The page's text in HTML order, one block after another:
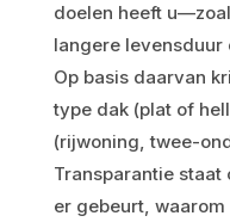
doelen heeft
langere
Op basis daarvan
type dak (plat of
(rijwoning, twee-
Transparantie
er gebeurt,